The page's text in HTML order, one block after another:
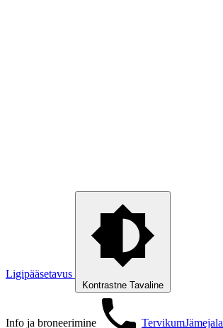
Ligipääsetavus
Kontrastne Tavaline
Info ja broneerimine
TervikumJämejala